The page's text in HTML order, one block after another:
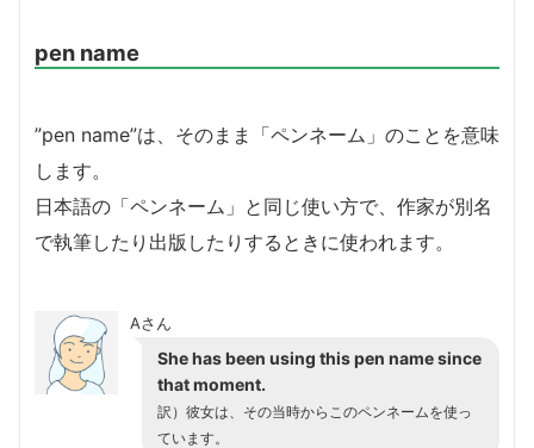
レ
ー
ー
pen name
”pen name”は、そのまま「ペンネーム」のことを意味
します。
日本語の「ペンネーム」と同じ使い方で、作家が別名
で執筆したり出版したりするときに使われます。
Aさん
She has been using this pen name since
that moment.
訳）彼女は、その当時からこのペンネームを使っ
ています。